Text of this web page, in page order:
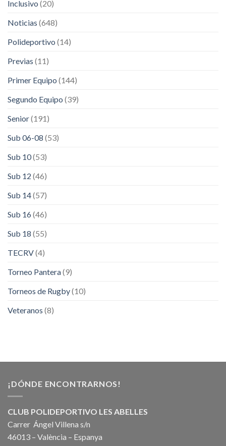
Inclusivo (20)
Noticias (648)
Polideportivo (14)
Previas (11)
Primer Equipo (144)
Segundo Equipo (39)
Senior(191)
Sub 06-08 (53)
Sub 10(53)
Sub 12 (46)
Sub 14(57)
Sub 16(46)
Sub 18 (55)
TECRV(4)
Torneo Pantera(9)
Torneos de Rugby(10)
Veteranos (8)
¡DÓNDE ENCONTRARNOS!
CLUB POLIDEPORTIVO LES ABELLES
Carrer Ángel Villena s/n
46013 – València – Espanya